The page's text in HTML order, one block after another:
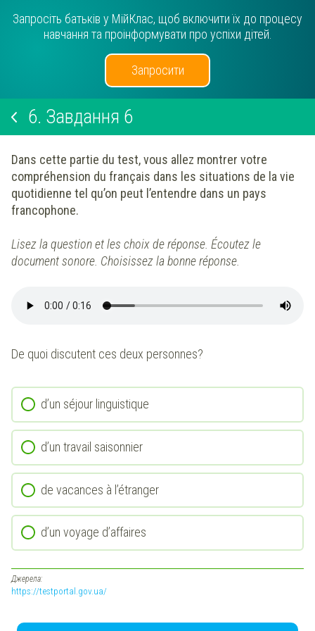
Запросіть батьків у МійКлас, щоб включити їх до процесу
навчання та проінформувати про успіхи дітей.
Запросити
6. Завдання 6
Dans cette partie du test, vous allez montrer votre
compréhension du français dans les situations de la vie
quotidienne tel qu’on peut l’entendre dans un pays
francophone.
Lisez la question et les choix de réponse. Écoutez le
document sonore. Choisissez labonne réponse.
De quoi discutent ces deux personnes?
d’un séjour linguistique
d’un travail saisonnier
de vacances à l’étranger
d’un voyage d’affaires
Джерела:
https://testportal.gov.ua/